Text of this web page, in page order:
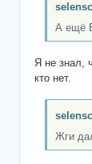
А ещё
Я не знал,
кто нет.
Жги